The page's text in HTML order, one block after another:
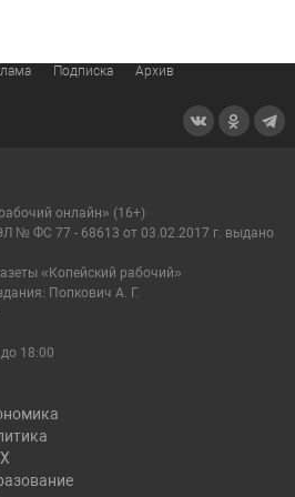
Подписка
Архив
онлайн» (16+)
№ ФС 77 - 68613 от 03.02.2017 г. выдано
«Копейский рабочий»
Попкович А. Г.
18:00